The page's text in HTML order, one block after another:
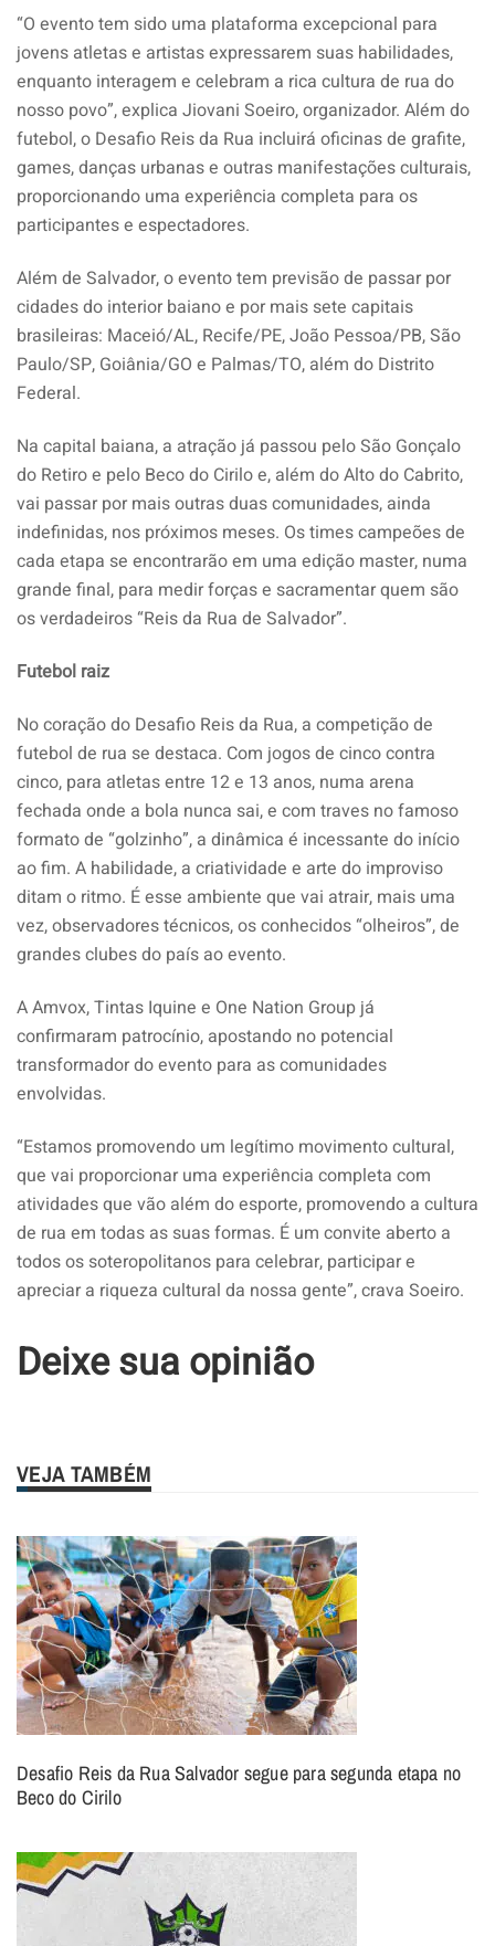
“O evento tem sido uma plataforma excepcional para
jovens atletas e artistas expressarem suas habilidades,
enquanto interagem e celebram a rica cultura de rua do
nosso povo”, explica Jiovani Soeiro, organizador. Além do
futebol, o Desafio Reis da Rua incluirá oficinas de grafite,
games, danças urbanas e outras manifestações culturais,
proporcionando uma experiência completa para os
participantes e espectadores.
Além de Salvador, o evento tem previsão de passar por
cidades do interior baiano e por mais sete capitais
brasileiras: Maceió/AL, Recife/PE, João Pessoa/PB, São
Paulo/SP, Goiânia/GO e Palmas/TO, além do Distrito
Federal.
Na capital baiana, a atração já passou pelo São Gonçalo
do Retiro e pelo Beco do Cirilo e, além do Alto do Cabrito,
vai passar por mais outras duas comunidades, ainda
indefinidas, nos próximos meses. Os times campeões de
cada etapa se encontrarão em uma edição master, numa
grande final, para medir forças e sacramentar quem são
os verdadeiros “Reis da Rua de Salvador”.
Futebol raiz
No coração do Desafio Reis da Rua, a competição de
futebol de rua se destaca. Com jogos de cinco contra
cinco, para atletas entre 12 e 13 anos, numa arena
fechada onde a bola nunca sai, e com traves no famoso
formato de “golzinho”, a dinâmica é incessante do início
ao fim. A habilidade, a criatividade e arte do improviso
ditam o ritmo. É esse ambiente que vai atrair, mais uma
vez, observadores técnicos, os conhecidos “olheiros”, de
grandes clubes do país ao evento.
A Amvox, Tintas Iquine e One Nation Group já
confirmaram patrocínio, apostando no potencial
transformador do evento para as comunidades
envolvidas.
“Estamos promovendo um legítimo movimento cultural,
que vai proporcionar uma experiência completa com
atividades que vão além do esporte, promovendo a cultura
de rua em todas as suas formas. É um convite aberto a
todos os soteropolitanos para celebrar, participar e
apreciar a riqueza cultural da nossa gente”, crava Soeiro.
Deixe sua opinião
VEJA TAMBÉM
Desafio Reis da Rua Salvador segue para segunda etapa no
Beco do Cirilo